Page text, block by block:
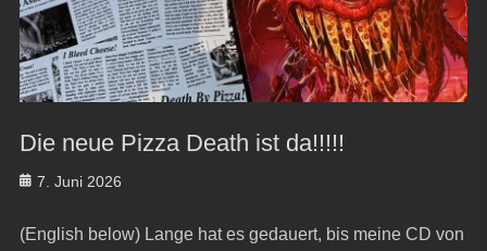
Die neue Pizza Death ist da!!!!!
Posted
7. Juni 2026
(English below) Lange hat es gedauert, bis meine CD von